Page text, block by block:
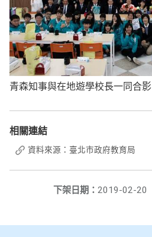
青森知事與在地遊學校長一同合影
相關連結
資料來源：臺北市政府教育局
下架日期： 2019-02-20